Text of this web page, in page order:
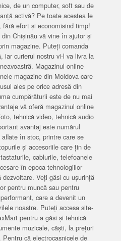
de un computer, soft sau de
activă? Pe toate acestea le
efort și economisind timp!
Chișinău vă vine în ajutor și
magazine. Puteți comanda
iar curierul nostru vi-l va livra la
Magazinul online
magazine din Moldova care
ales pe orice adresă din
cumpărăturii este de nu mai
vă oferă magazinul online
tehnică video, tehnică audio
avantaj este numărul
în stoc, printre care se
și accesoriile care țin de
cablurile, telefoanele
în epoca tehnologiilor
Veți găsi cu ușurință
pentru muncă sau pentru
care a devenit un
noastre. Puteți accesa site-
pentru a găsi și tehnică
muzicale, căști, la prețuri
că electrocasnicele de